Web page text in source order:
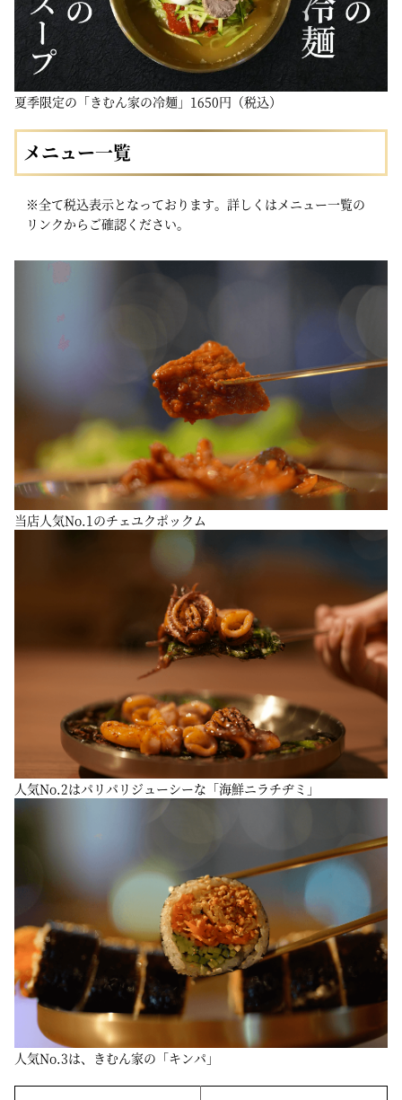
夏季限定の「きむん家の冷麺」1650円（税込）
メニュー一覧
※全て税込表示となっております。詳しくはメニュー一覧の
リンクからご確認ください。
当店人気No.1のチェユクポックム
人気No.2はパリパリジューシーな「海鮮ニラチヂミ」
人気No.3は、きむん家の「キンパ」